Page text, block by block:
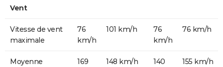
Vent
Vitesse de vent
maximale
76
km/h
101 km/h
76
km/h
76 km/h
Moyenne
169
148 km/h
140
155 km/h